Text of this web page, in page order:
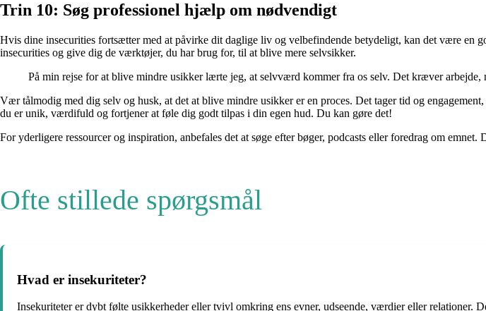
Trin 10: Søg professionel hjælp om nødvendigt
Hvis dine insecurities fortsætter med at påvirke dit daglige liv og velbefindende betydeligt, kan det være en
insecurities og give dig de værktøjer, du har brug for, til at blive mere selvsikker.
På min rejse for at blive mindre usikker lærte jeg, at selvværd kommer fra os selv. Det kræver
Vær tålmodig med dig selv og husk, at det at blive mindre usikker er en proces. Det tager tid og
du er unik, værdifuld og fortjener at føle dig godt tilpas i din egen hud. Du kan gøre det!
For yderligere ressourcer og inspiration, anbefales det at søge efter bøger, podcasts eller foredrag om
Ofte stillede spørgsmål
Hvad er insekuriteter?
Insekuriteter er dybt følte usikkerheder eller tvivl omkring ens evner, udseende, værdier eller